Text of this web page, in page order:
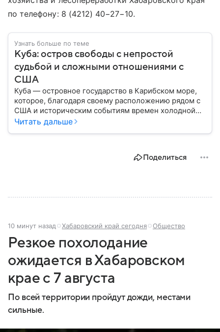
по телефону: 8 (4212) 40−27−10.
Узнать больше по теме
Куба: остров свободы с непростой
судьбой и сложными отношениями с
США
Куба — островное государство в Карибском море,
которое, благодаря своему расположению рядом с
США и историческим событиям времен холодной
войны, стало одним из самых известных в Западном
Читать дальше
Поделиться
10 минут назад Хабаровский край сегодня Общество
Резкое похолодание
ожидается в Хабаровском
крае с 7 августа
По всей территории пройдут дожди, местами
сильные.